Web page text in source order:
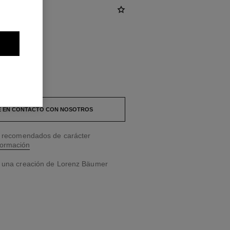
EN CONTACTO CON NOSOTROS
de carácter
creación de Lorenz Bäumer